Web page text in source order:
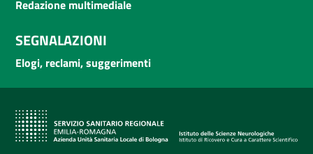
Redazione multimediale
SEGNALAZIONI
Elogi, reclami, suggerimenti